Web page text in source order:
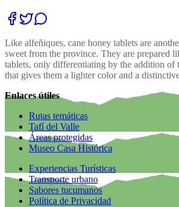
Like alfeñiques, cane honey tablets are
sweet from the province. They are prepared
tablets, only differentiating by the addition of
that gives them a lighter color and a
Enlaces útiles
Rutas temáticas
Tafí del Valle
Áreas protegidas
Museo Casa Histórica
Experiencias Turísticas
Transporte urbano
Sabores tucumanos
Política de Privacidad